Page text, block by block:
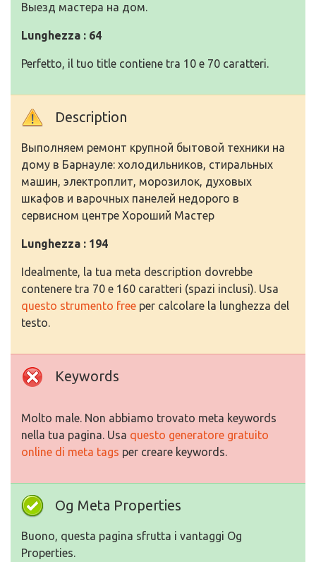
Выезд мастера на дом.
Lunghezza : 64
Perfetto, il tuo title contiene tra 10 e 70 caratteri.
Description
Выполняем ремонт крупной бытовой техники на
дому в Барнауле: холодильников, стиральных
машин, электроплит, морозилок, духовых
шкафов и варочных панелей недорого в
сервисном центре Хороший Мастер
Lunghezza : 194
Idealmente, la tua meta description dovrebbe
contenere tra 70 e 160 caratteri (spazi inclusi). Usa
questo strumento free per calcolare la lunghezza del
testo.
Keywords
Molto male. Non abbiamo trovato meta keywords
nella tua pagina. Usa questo generatore gratuito
online di meta tags per creare keywords.
Og Meta Properties
Buono, questa pagina sfrutta i vantaggi Og
Properties.